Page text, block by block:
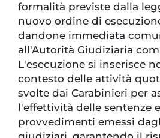
formalità previste dalla
nuovo ordine di
dandone immediata
all'Autorità Giudiziaria
L'esecuzione si inserisce
contesto delle attività
svolte dai Carabinieri per
l'effettività delle sentenze
provvedimenti emessi